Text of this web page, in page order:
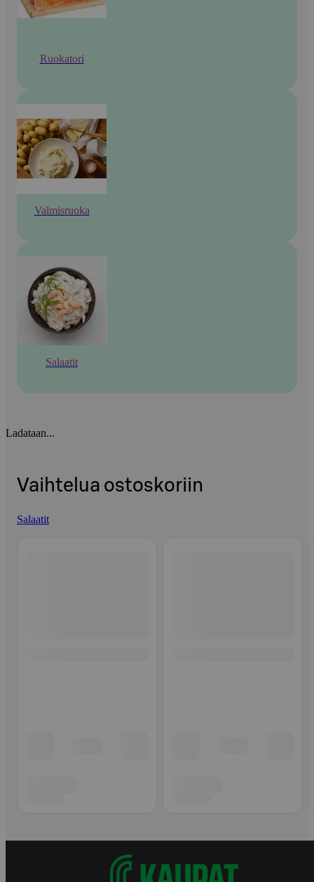
Ruokatori
Valmisruoka
Salaatit
Ladataan...
Vaihtelua ostoskoriin
Salaatit